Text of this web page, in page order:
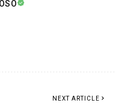
NEXT ARTICLE